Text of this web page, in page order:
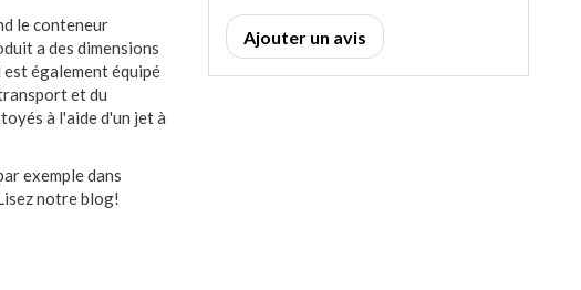
le conteneur
a des dimensions
également équipé
et du
à l'aide d'un jet à
exemple dans
notre blog!
Ajouter un avis